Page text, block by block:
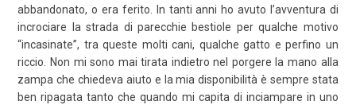
abbandonato, o era ferito. In tanti anni ho avuto l’avventura di
incrociare la strada di parecchie bestiole per qualche motivo
“incasinate”, tra queste molti cani, qualche gatto e perfino un
riccio. Non mi sono mai tirata indietro nel porgere la mano alla
zampa che chiedeva aiuto e la mia disponibilità è sempre stata
ben ripagata tanto che quando mi capita di inciampare in uno